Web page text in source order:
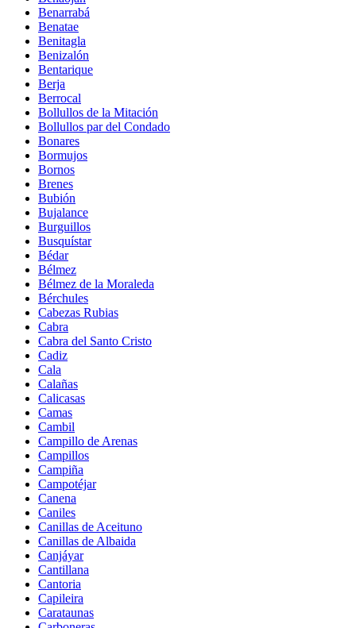
Benarrabá
Benatae
Benitagla
Benizalón
Bentarique
Berja
Berrocal
Bollullos de la Mitación
Bollullos par del Condado
Bonares
Bormujos
Bornos
Brenes
Bubión
Bujalance
Burguillos
Busquístar
Bédar
Bélmez
Bélmez de la Moraleda
Bérchules
Cabezas Rubias
Cabra
Cabra del Santo Cristo
Cadiz
Cala
Calañas
Calicasas
Camas
Cambil
Campillo de Arenas
Campillos
Campiña
Campotéjar
Canena
Caniles
Canillas de Aceituno
Canillas de Albaida
Canjáyar
Cantillana
Cantoria
Capileira
Carataunas